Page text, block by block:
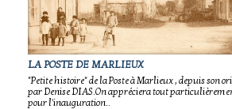
LA POSTE DE MARLIEUX
"Petite histoire" de la Poste à Marlieux , depuis son
par Denise DIAS.On appréciera tout
pour l'inauguration..